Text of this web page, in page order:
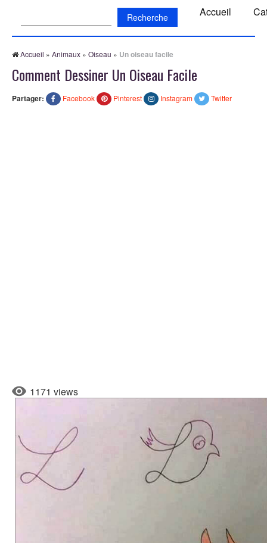
Accueil
Accueil » Animaux » Oiseau » Un oiseau facile
Comment Dessiner Un Oiseau Facile
Partager: Facebook Pinterest Instagram Twitter
1171 views